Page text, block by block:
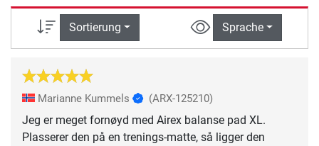
Sortierung Sprache
Marianne Kummels (ARX-125210)
Jeg er meget fornøyd med Airex balanse pad XL.
Plasserer den på en trenings-matte, så ligger den